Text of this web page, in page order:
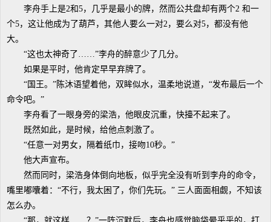
李舟手上是2和5，几乎是最小的牌，然而公共盘却有两个2 和一
个5，这让他成为了葫芦，其他人要么一对2，要么对5，都没有他
大。
“这也太神奇了……”李舟的醉意少了几分。
如果是平时，他肯定早早弃牌了。
“国王。”陈沐语望着他，双眸似水，温柔地说道，“发布最后一个
命令吧。”
李舟看了一眼身旁的梁浩，他眼皮沉重，快擡不起来了。
既然如此，是时候，给他点刺激了。
“任意一对男女，隔着纸巾，接吻10秒。”
他大声宣布。
然而同时，梁浩身体倒向地板，似乎完全没有听到李舟的命令，
嘴里嘟囔着：“不行，我太困了，你们先玩。” 三人面面相觑，不知该
怎么办。